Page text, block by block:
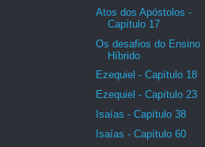
Atos dos Apóstolos -
Capítulo 17
Os desafios do Ensino
Híbrido
Ezequiel - Capítulo 18
Ezequiel - Capítulo 23
Isaías - Capítulo 38
Isaías - Capítulo 60